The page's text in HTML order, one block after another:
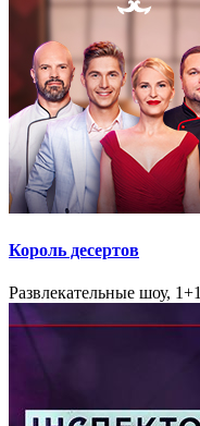
Король десертов
Развлекательные шоу, 1+1